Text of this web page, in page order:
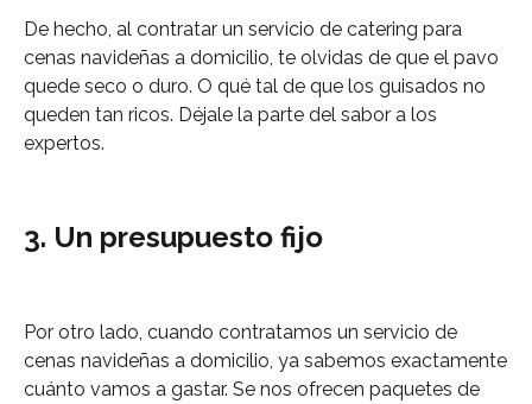
De hecho, al contratar un servicio de catering para
cenas navideñas a domicilio, te olvidas de que el pavo
quede seco o duro. O qué tal de que los guisados no
queden tan ricos. Déjale la parte del sabor a los
expertos.
3. Un presupuesto fijo
Por otro lado, cuando contratamos un servicio de
cenas navideñas a domicilio, ya sabemos exactamente
cuánto vamos a gastar. Se nos ofrecen paquetes de